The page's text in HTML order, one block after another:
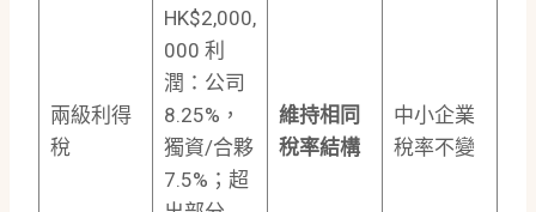
兩級利得
稅
HK$2,000,
000 利
潤：公司
8.25%，
獨資/合夥
7.5%；超
維持相同
稅率結構
中小企業
稅率不變